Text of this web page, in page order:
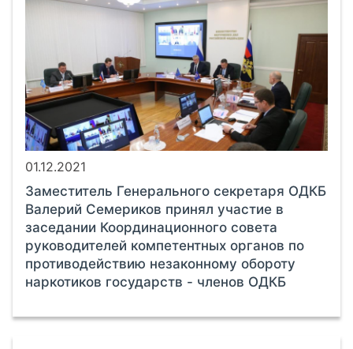
01.12.2021
Заместитель Генерального секретаря ОДКБ
Валерий Семериков принял участие в
заседании Координационного совета
руководителей компетентных органов по
противодействию незаконному обороту
наркотиков государств - членов ОДКБ